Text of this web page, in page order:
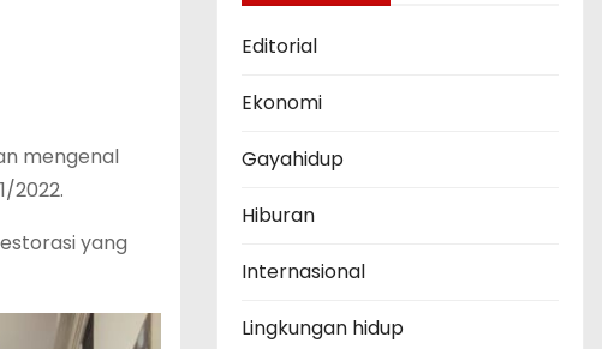
mengenal
2022.
yang
Editorial
Ekonomi
Gayahidup
Hiburan
Internasional
Lingkungan hidup